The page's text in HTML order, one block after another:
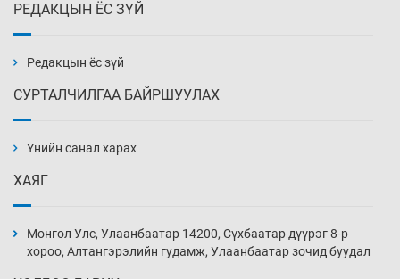
18 цаг 42 мин
19 цаг 12 мин
19 цаг 42 мин
РЕДАКЦЫН ЁС ЗҮЙ
Редакцын ёс зүй
СУРТАЛЧИЛГАА БАЙРШУУЛАХ
Үнийн санал харах
ХАЯГ
Монгол Улс, Улаанбаатар 14200, Сүхбаатар дүүрэг 8-р
хороо, Алтангэрэлийн гудамж, Улаанбаатар зочид буудал